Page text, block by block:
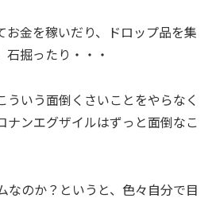
お金を稼いだり、ドロップ品を集
掘ったり・・・
ういう面倒くさいことをやらなく
ナンエグザイルはずっと面倒なこ
なのか？というと、色々自分で目